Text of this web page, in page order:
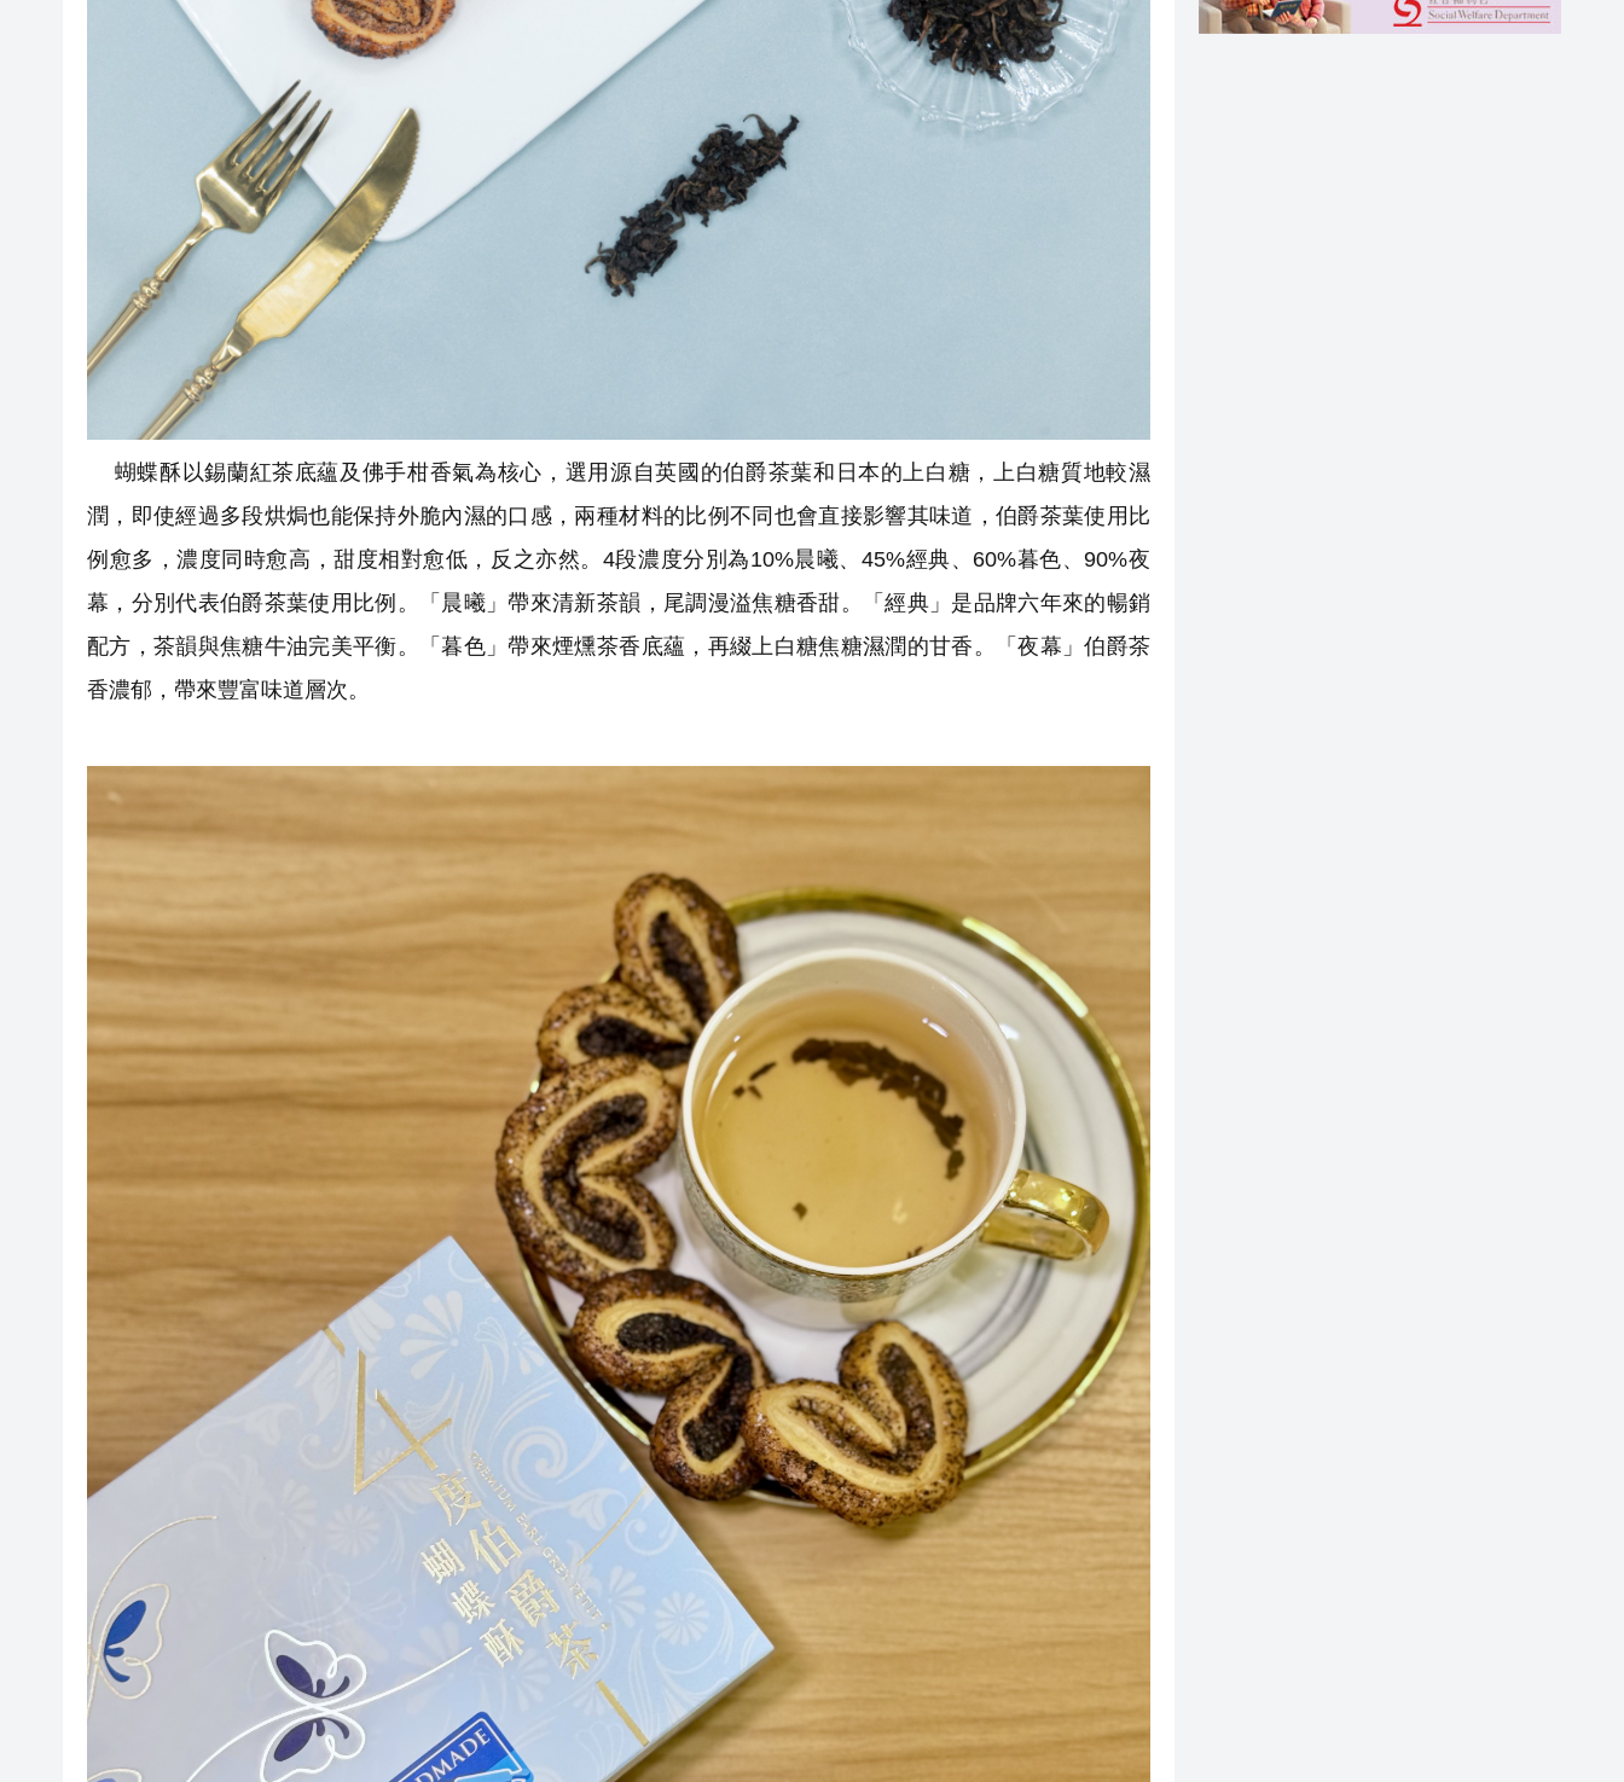
蝴蝶酥以錫蘭紅茶底蘊及佛手柑香氣為核心，選用源自英國的伯爵茶葉和日本的上白糖，上白糖質地較濕
潤，即使經過多段烘焗也能保持外脆內濕的口感，兩種材料的比例不同也會直接影響其味道，伯爵茶葉使用比
例愈多，濃度同時愈高，甜度相對愈低，反之亦然。4段濃度分別為10%晨曦、45%經典、60%暮色、90%夜
幕，分別代表伯爵茶葉使用比例。「晨曦」帶來清新茶韻，尾調漫溢焦糖香甜。「經典」是品牌六年來的暢銷
配方，茶韻與焦糖牛油完美平衡。「暮色」帶來煙燻茶香底蘊，再綴上白糖焦糖濕潤的甘香。「夜幕」伯爵茶
香濃郁，帶來豐富味道層次。